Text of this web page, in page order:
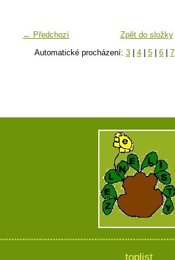
← Předchozí
Zpět do složky
Automatické procházení: 3 4 5 6 7
toplist